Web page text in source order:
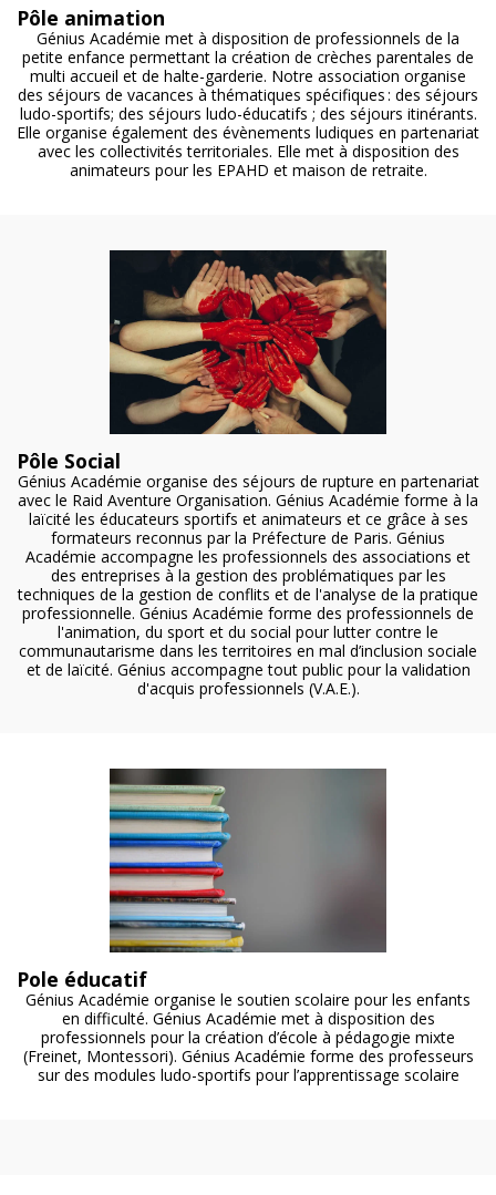
Pôle animation
Génius Académie met à disposition de professionnels de la
petite enfance permettant la création de crèches parentales de
multi accueil et de halte-garderie. Notre association organise
des séjours de vacances à thématiques spécifiques : des séjours
ludo-sportifs; des séjours ludo-éducatifs ; des séjours itinérants.
Elle organise également des évènements ludiques en partenariat
avec les collectivités territoriales. Elle met à disposition des
animateurs pour les EPAHD et maison de retraite.
Pôle Social
Génius Académie organise des séjours de rupture en partenariat
avec le Raid Aventure Organisation. Génius Académie forme à la
laïcité les éducateurs sportifs et animateurs et ce grâce à ses
formateurs reconnus par la Préfecture de Paris. Génius
Académie accompagne les professionnels des associations et
des entreprises à la gestion des problématiques par les
techniques de la gestion de conflits et de l'analyse de la pratique
professionnelle. Génius Académie forme des professionnels de
l'animation, du sport et du social pour lutter contre le
communautarisme dans les territoires en mal d’inclusion sociale
et de laïcité. Génius accompagne tout public pour la validation
d'acquis professionnels (V.A.E.).
Pole éducatif
Génius Académie organise le soutien scolaire pour les enfants
en difficulté. Génius Académie met à disposition des
professionnels pour la création d’école à pédagogie mixte
(Freinet, Montessori). Génius Académie forme des professeurs
sur des modules ludo-sportifs pour l’apprentissage scolaire